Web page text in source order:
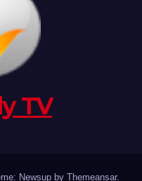
TV
Newsup by Themeansar.